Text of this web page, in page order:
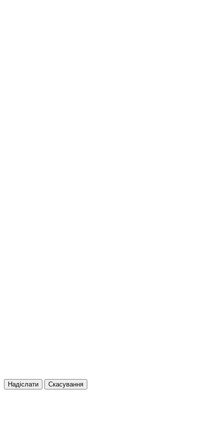
Надіслати Скасування